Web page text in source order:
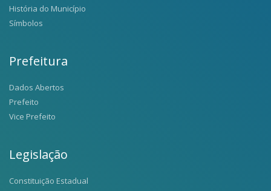
História do Município
Símbolos
Prefeitura
Dados Abertos
Prefeito
Vice Prefeito
Legislação
Constituição Estadual